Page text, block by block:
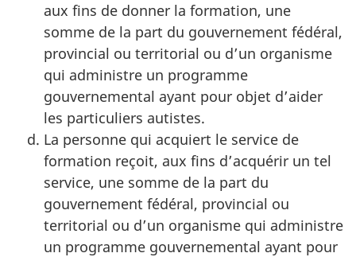
aux fins de donner la formation, une
somme de la part du gouvernement fédéral,
provincial ou territorial ou d’un organisme
qui administre un programme
gouvernemental ayant pour objet d’aider
les particuliers autistes.
La personne qui acquiert le service de
formation reçoit, aux fins d’acquérir un tel
service, une somme de la part du
gouvernement fédéral, provincial ou
territorial ou d’un organisme qui administre
un programme gouvernemental ayant pour